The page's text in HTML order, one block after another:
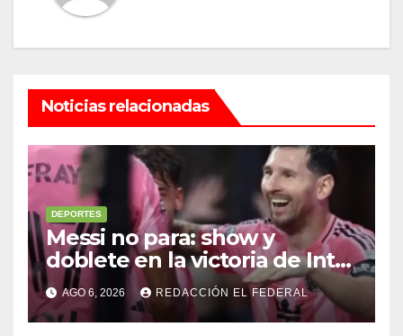
Noticias relacionadas
DEPORTES
Messi no para: show y
doblete en la victoria de Inter
Miami
AGO 6, 2026 REDACCIÓN EL FEDERAL